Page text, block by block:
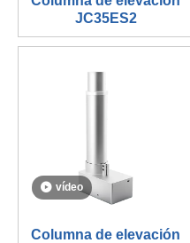
JC35ES2
vídeo
Columna de elevación